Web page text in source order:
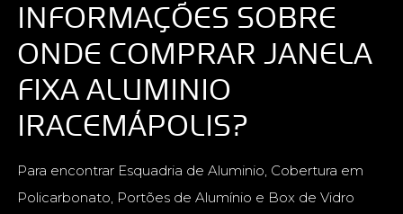
INFORMAÇÕES SOBRE
ONDE COMPRAR JANELA
FIXA ALUMINIO
IRACEMÁPOLIS?
Para encontrar Esquadria de Aluminio, Cobertura em
Policarbonato, Portões de Alumínio e Box de Vidro